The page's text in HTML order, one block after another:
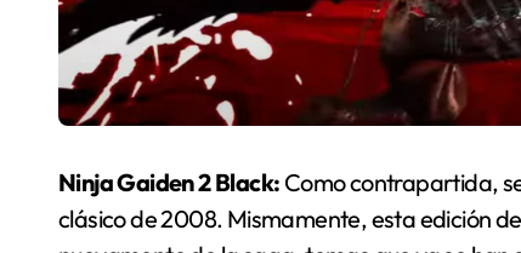
Ninja Gaiden 2 Black: Como contrapartida,
clásico de 2008. Mismamente, esta edición